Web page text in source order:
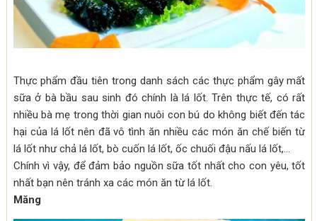
Thực phẩm đầu tiên trong danh sách các thực phẩm gây mất
sữa ở bà bầu sau sinh đó chính là lá lốt. Trên thực tế, có rất
nhiều bà mẹ trong thời gian nuôi con bú do không biết đến tác
hại của lá lốt nên đã vô tình ăn nhiều các món ăn chế biến từ
lá lốt như chả lá lốt, bò cuốn lá lốt, ốc chuối đậu nấu lá lốt,…
Chính vì vậy, để đảm bảo nguồn sữa tốt nhất cho con yêu, tốt
nhất bạn nên tránh xa các món ăn từ lá lốt.
Măng